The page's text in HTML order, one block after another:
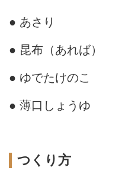
● あさり
● 昆布（あれば）
● ゆでたけのこ
● 薄口しょうゆ
つくり方